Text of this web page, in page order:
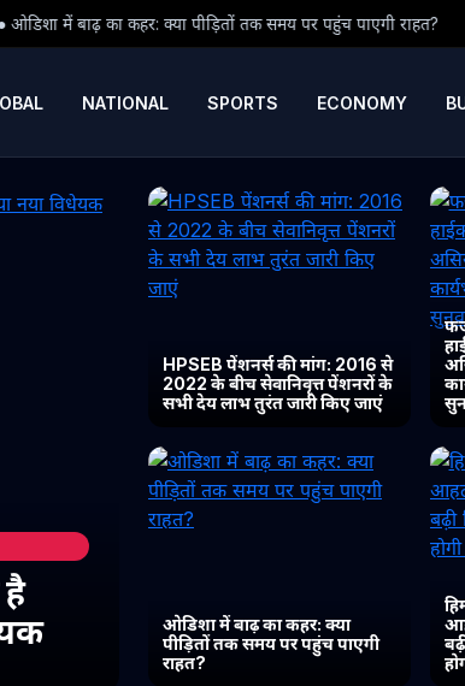
तक समय पर पहुंच पाएगी राहत? ● हिमाचल में कैबिनेट
NATIONAL SPORTS ECONOMY
HPSEB पेंशनर्स की मांग: 2016 से
2022 के बीच सेवानिवृत्त पेंशनरों के
सभी देय लाभ तुरंत जारी किए जाएं
ओडिशा में बाढ़ का कहर: क्या
पीड़ितों तक समय पर पहुंच पाएगी
राहत?